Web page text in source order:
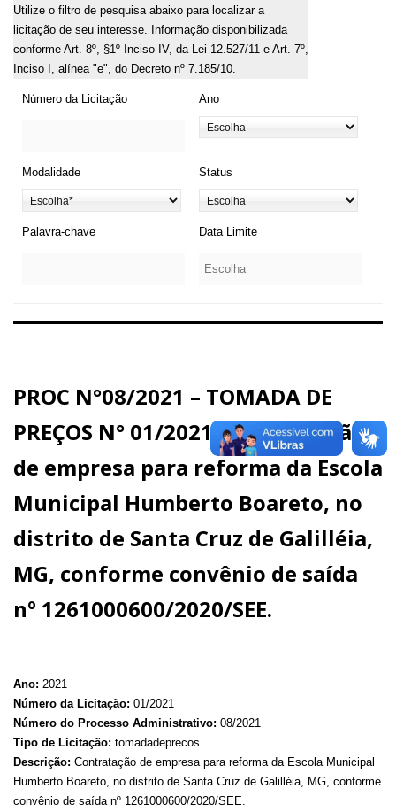
Utilize o filtro de pesquisa abaixo para localizar a
licitação de seu interesse. Informação disponibilizada
conforme Art. 8º, §1º Inciso IV, da Lei 12.527/11 e Art. 7º,
Inciso I, alínea "e", do Decreto nº 7.185/10.
Número da Licitação Ano
Modalidade Status
Palavra-chave Data Limite
PROC N°08/2021 – TOMADA DE
PREÇOS N° 01/2021 – Contratação
de empresa para reforma da Escola
Municipal Humberto Boareto, no
distrito de Santa Cruz de Galilléia,
MG, conforme convênio de saída
nº 1261000600/2020/SEE.
Ano: 2021
Número da Licitação: 01/2021
Número do Processo Administrativo: 08/2021
Tipo de Licitação: tomadadeprecos
Descrição: Contratação de empresa para reforma da Escola Municipal
Humberto Boareto, no distrito de Santa Cruz de Galilléia, MG, conforme
convênio de saída nº 1261000600/2020/SEE.